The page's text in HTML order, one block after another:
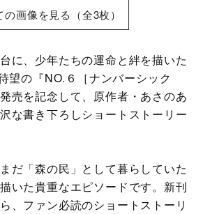
の画像を見る（全3枚）
に、少年たちの運命と絆を描いた
望の『NO.６［ナンバーシック
売を記念して、原作者・あさのあ
な書き下ろしショートストーリー
だ「森の民」として暮らしていた
いた貴重なエピソードです。新刊
、ファン必読のショートストーリ